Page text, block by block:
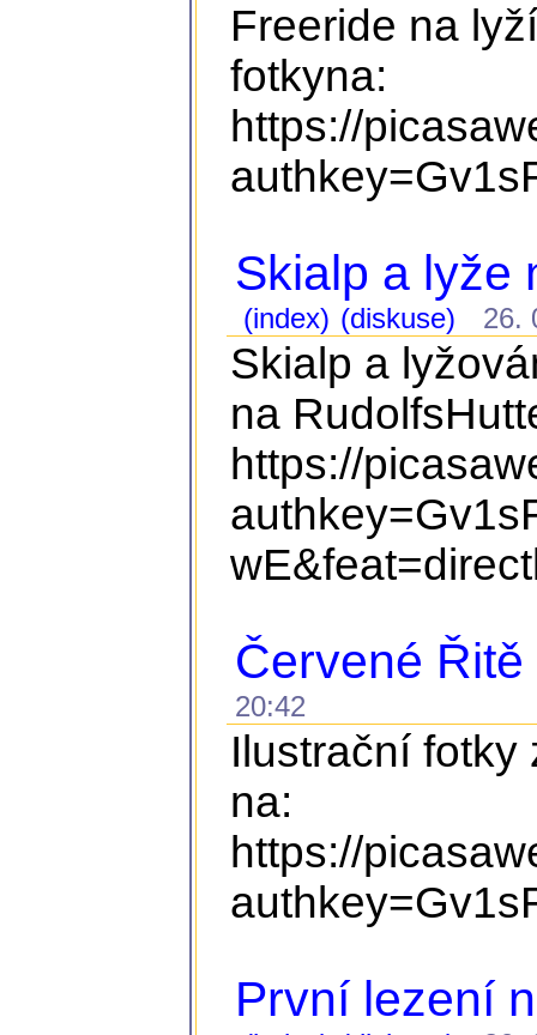
Freeride na
fotkyna:
https://
Skialp a lyže
(index) (diskuse) 26.
Skialp a
na
https://
Červené
20:42
Ilustrační fotky
na:
https://
První lezení